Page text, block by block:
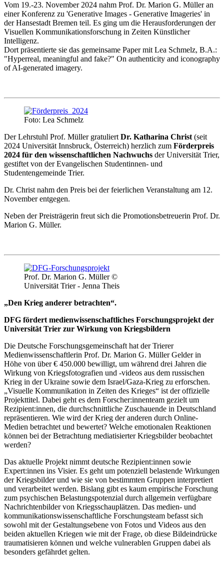
Vom 19.-23. November 2024 nahm Prof. Dr. Marion G. Müller an
einer Konferenz zu 'Generative Images - Generative Imageries' in
der Hansestadt Bremen teil. Es ging um die Herausforderungen der
Visuellen Kommunikationsforschung in Zeiten Künstlicher
Intelligenz.
Dort präsentierte sie das gemeinsame Paper mit Lea Schmelz, B.A.:
"Hyperreal, meaningful and fake?" On authenticity and iconography
of AI-generated imagery.
Foto: Lea Schmelz
Der Lehrstuhl Prof. Müller gratuliert Dr. Katharina Christ (seit
2024 Universität Innsbruck, Österreich) herzlich zum Förderpreis
2024 für den wissenschaftlichen Nachwuchs der Universität Trier,
gestiftet von der Evangelischen Studentinnen- und
Studentengemeinde Trier.
Dr. Christ nahm den Preis bei der feierlichen Veranstaltung am 12.
November entgegen.
Neben der Preisträgerin freut sich die Promotionsbetreuerin Prof. Dr.
Marion G. Müller.
Prof. Dr. Marion G. Müller ©
Universität Trier - Jenna Theis
„Den Krieg anderer betrachten“.
DFG fördert medienwissenschaftliches Forschungsprojekt der
Universität Trier zur Wirkung von Kriegsbildern
Die Deutsche Forschungsgemeinschaft hat der Trierer
Medienwissenschaftlerin Prof. Dr. Marion G. Müller Gelder in
Höhe von über € 450.000 bewilligt, um während drei Jahren die
Wirkung von Kriegsfotografien und -videos aus dem russischen
Krieg in der Ukraine sowie dem Israel/Gaza-Krieg zu erforschen.
„Visuelle Kommunikation in Zeiten des Krieges“ ist der offizielle
Projekttitel. Dabei geht es dem Forscher:innenteam gezielt um
Rezipient:innen, die durchschnittliche Zuschauende in Deutschland
repräsentieren. Wie wird der Krieg der anderen durch Online-
Medien betrachtet und bewertet? Welche emotionalen Reaktionen
können bei der Betrachtung mediatisierter Kriegsbilder beobachtet
werden?
Das aktuelle Projekt nimmt deutsche Rezipient:innen sowie
Expert:innen ins Visier. Es geht um potenziell belastende Wirkungen
der Kriegsbilder und wie sie von bestimmten Gruppen interpretiert
und verarbeitet werden. Bislang gibt es kaum empirische Forschung
zum psychischen Belastungspotenzial durch allgemein verfügbare
Nachrichtenbilder von Kriegsschauplätzen. Das medien- und
kommunikationswissenschaftliche Forschungsteam befasst sich
sowohl mit der Gestaltungsebene von Fotos und Videos aus den
beiden aktuellen Kriegen wie mit der Frage, ob diese Bildeindrücke
traumatisieren können und welche vulnerablen Gruppen dabei als
besonders gefährdet gelten.